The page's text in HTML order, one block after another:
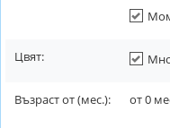
Цвят:
Възраст от (мес.): от0